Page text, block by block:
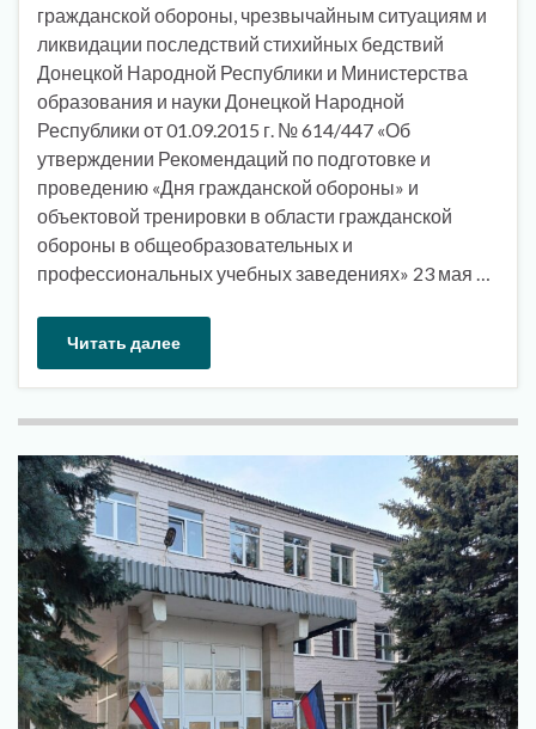
гражданской обороны, чрезвычайным ситуациям и
ликвидации последствий стихийных бедствий
Донецкой Народной Республики и Министерства
образования и науки Донецкой Народной
Республики от 01.09.2015 г. № 614/447 «Об
утверждении Рекомендаций по подготовке и
проведению «Дня гражданской обороны» и
объектовой тренировки в области гражданской
обороны в общеобразовательных и
профессиональных учебных заведениях» 23 мая …
Читать далее